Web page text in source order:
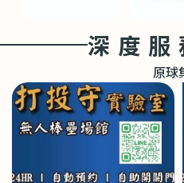
深度服
原球